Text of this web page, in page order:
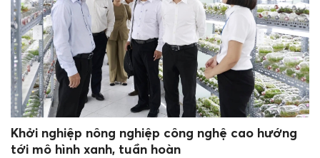
Khởi nghiệp nông nghiệp công nghệ cao hướng
tới mô hình xanh, tuần hoàn